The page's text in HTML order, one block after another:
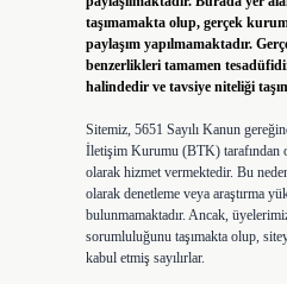
taşımamakta olup, gerçek
paylaşım yapılmamaktadır.
benzerlikleri tamamen
halindedir ve tavsiye niteliği
Sitemiz, 5651 Sayılı Kanun
İletişim Kurumu (BTK) tarafından
olarak hizmet vermektedir. Bu
olarak denetleme veya araştırma
bulunmamaktadır. Ancak,
sorumluluğunu taşımakta olup,
kabul etmiş sayılırlar.